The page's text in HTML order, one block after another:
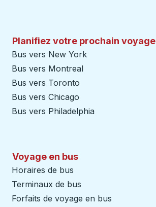
Planifiez votre prochain voyage
Bus vers New York
Bus vers Montreal
Bus vers Toronto
Bus vers Chicago
Bus vers Philadelphia
Voyage en bus
Horaires de bus
Terminaux de bus
Forfaits de voyage en bus